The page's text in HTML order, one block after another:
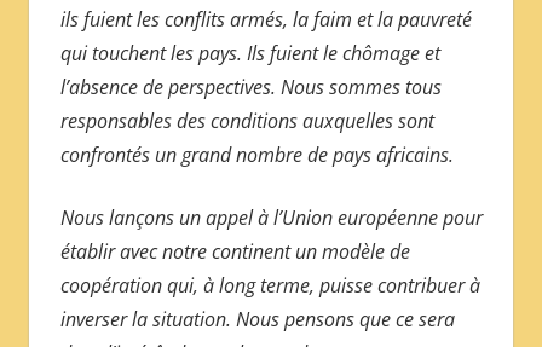
ils fuient les conflits armés, la faim et la pauvreté
qui touchent les pays. Ils fuient le chômage et
l’absence de perspectives. Nous sommes tous
responsables des conditions auxquelles sont
confrontés un grand nombre de pays africains.
Nous lançons un appel à l’Union européenne pour
établir avec notre continent un modèle de
coopération qui, à long terme, puisse contribuer à
inverser la situation. Nous pensons que ce sera